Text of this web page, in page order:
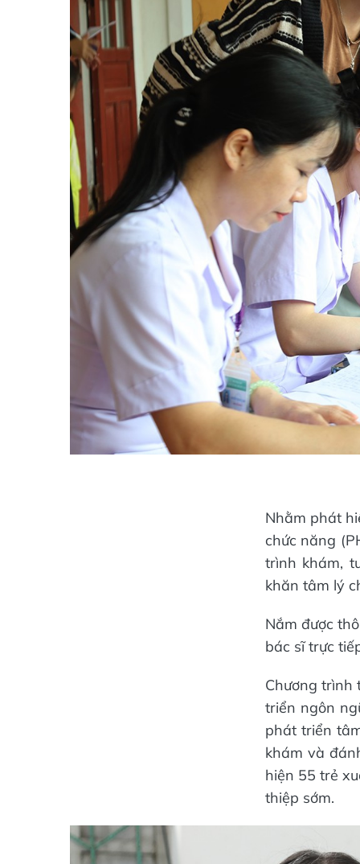
Nhằm phát
chức năng
trình khám,
khăn tâm lý
Nắm được
bác sĩ trực
Chương trình
triển ngôn
phát triển
khám và
hiện 55 trẻ
thiệp sớm.